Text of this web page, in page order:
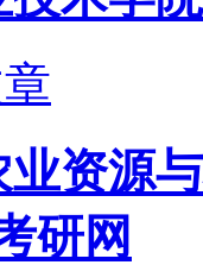
资源
研网